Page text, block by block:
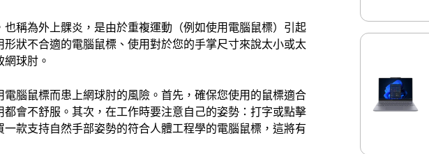
稱為外上髁炎，是由於重複運動（例如使用電腦鼠標）引起
狀不合適的電腦鼠標、使用對於您的手掌尺寸來說太小或太
球肘。
腦鼠標而患上網球肘的風險。首先，確保您使用的鼠標適合
會不舒服。其次，在工作時要注意自己的姿勢：打字或點擊
款支持自然手部姿勢的符合人體工程學的電腦鼠標，這將有